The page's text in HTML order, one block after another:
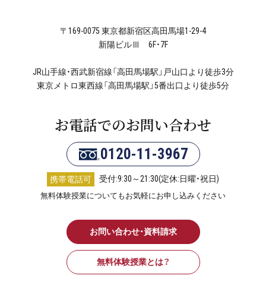
〒169-0075 東京都新宿区高田馬場1-29-4
新陽ビルⅢ 6F・7F
JR山手線・西武新宿線「高田馬場駅」戸山口より徒歩3分
東京メトロ東西線「高田馬場駅」5番出口より徒歩5分
お電話でのお問い合わせ
0120-11-3967
携帯電話可 受付:9:30～21:30(定休:日曜・祝日)
無料体験授業についてもお気軽にお申し込みください
お問い合わせ・資料請求
無料体験授業とは？